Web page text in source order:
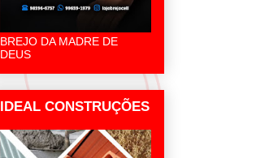
BREJO DA MADRE DE
DEUS
IDEAL CONSTRUÇÕES